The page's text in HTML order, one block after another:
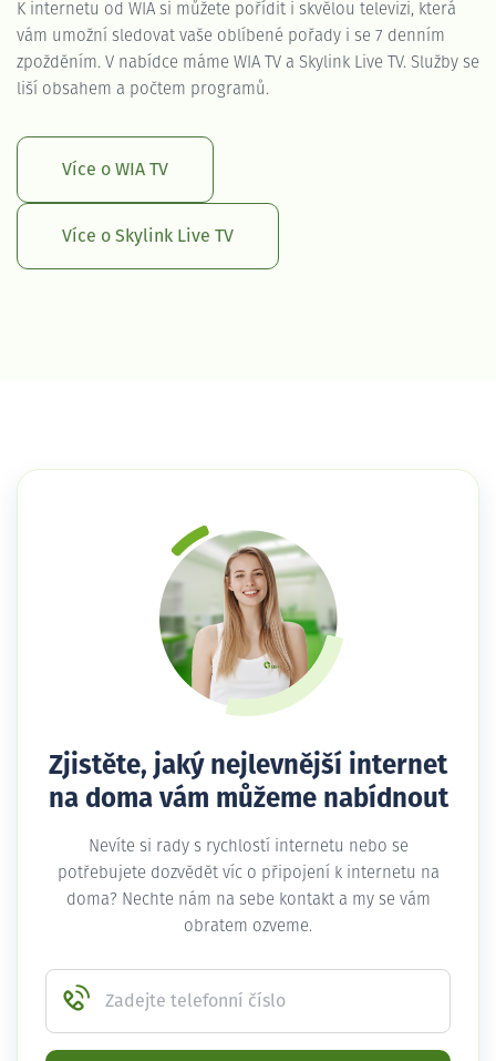
K internetu od WIA si můžete pořídit i skvělou televizi, která
vám umožní sledovat vaše oblíbené pořady i se 7 denním
zpožděním. V nabídce máme WIA TV a Skylink Live TV. Služby se
liší obsahem a počtem programů.
Více o WIA TV
Více o Skylink Live TV
Zjistěte, jaký nejlevnější internet
na doma vám můžeme nabídnout
Nevíte si rady s rychlostí internetu nebo se
potřebujete dozvědět víc o připojení k internetu na
doma? Nechte nám na sebe kontakt a my se vám
obratem ozveme.
Zadejte telefonní číslo